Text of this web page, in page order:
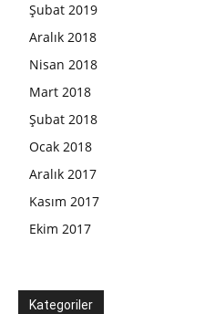
Şubat 2019
Aralık 2018
Nisan 2018
Mart 2018
Şubat 2018
Ocak 2018
Aralık 2017
Kasım 2017
Ekim 2017
Kategoriler